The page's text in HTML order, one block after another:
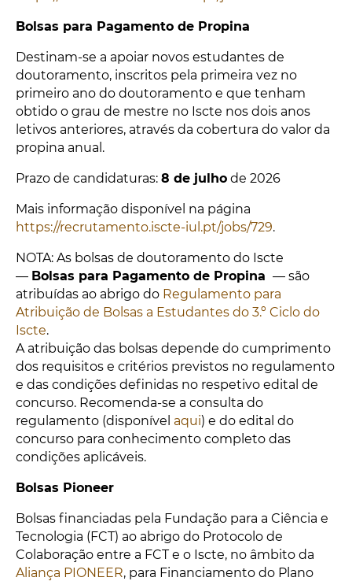
Bolsas para Pagamento de Propina
Destinam-se a apoiar novos estudantes de
doutoramento, inscritos pela primeira vez no
primeiro ano do doutoramento e que tenham
obtido o grau de mestre no Iscte nos dois anos
letivos anteriores, através da cobertura do valor da
propina anual.
Prazo de candidaturas: 8 de julho de 2026
Mais informação disponível na página
https://recrutamento.iscte-iul.pt/jobs/729.
NOTA: As bolsas de doutoramento do Iscte
— Bolsas para Pagamento de Propina — são
atribuídas ao abrigo do Regulamento para
Atribuição de Bolsas a Estudantes do 3.º Ciclo do
Iscte.
A atribuição das bolsas depende do cumprimento
dos requisitos e critérios previstos no regulamento
e das condições definidas no respetivo edital de
concurso. Recomenda-se a consulta do
regulamento (disponível aqui) e do edital do
concurso para conhecimento completo das
condições aplicáveis.
Bolsas Pioneer
Bolsas financiadas pela Fundação para a Ciência e
Tecnologia (FCT) ao abrigo do Protocolo de
Colaboração entre a FCT e o Iscte, no âmbito da
Aliança PIONEER, para Financiamento do Plano